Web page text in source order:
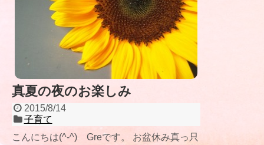
真夏の夜のお楽しみ
2015/8/14
子育て
こんにちは(^-^) Greです。 お盆休み真っ只